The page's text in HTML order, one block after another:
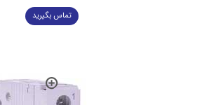
تماس بگیرید